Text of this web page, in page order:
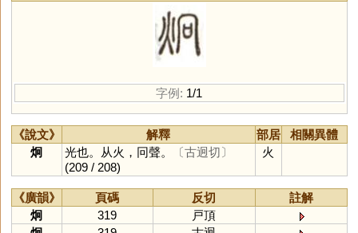
字例: 1/1
《說文》 解釋 部居
相關異體
炯
光也。从火，冋聲。
〔古迥切〕
(209 / 208)
火
《廣韻》 頁碼 反切
註解
炯
319
戸頂